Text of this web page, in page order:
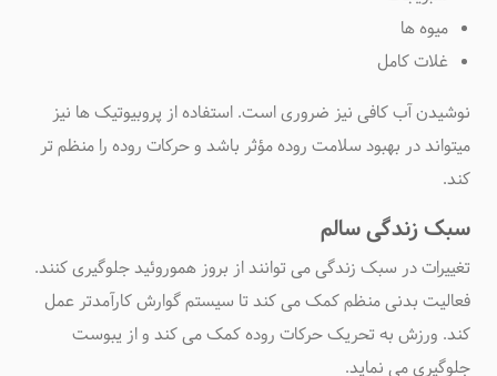
میوه ها
غلات کامل
نوشیدن آب کافی نیز ضروری است. استفاده از پروبیوتیک ها نیز
میتواند در بهبود سلامت روده مؤثر باشد و حرکات روده را منظم تر
کند.
سبک زندگی سالم
تغییرات در سبک زندگی می توانند از بروز هموروئید جلوگیری کنند.
فعالیت بدنی منظم کمک می کند تا سیستم گوارش کارآمدتر عمل
کند. ورزش به تحریک حرکات روده کمک می کند و از یبوست
جلوگیری می نماید.